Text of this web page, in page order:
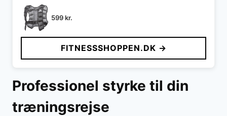
599kr.
FITNESSSHOPPEN.DK →
Professionel styrke til din
træningsrejse